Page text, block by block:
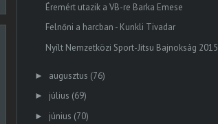
Éremért utazik a VB-re Barka Emese
Felnőni a harcban - Kunkli Tivadar
Nyílt Nemzetközi Sport-Jitsu Bajnokság 2015
► augusztus (76)
► július (69)
► június (70)